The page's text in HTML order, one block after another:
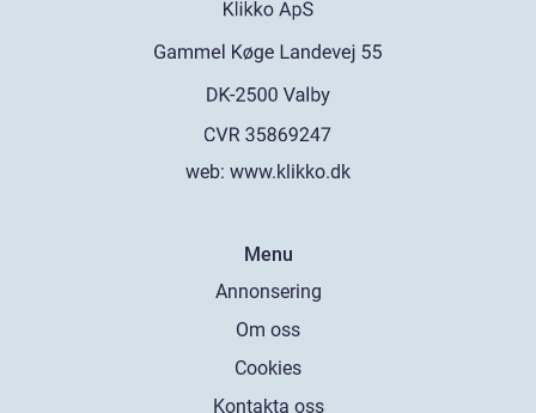
web: www.klikko.dk
Menu
Annonsering
Om oss
Cookies
Kontakta oss